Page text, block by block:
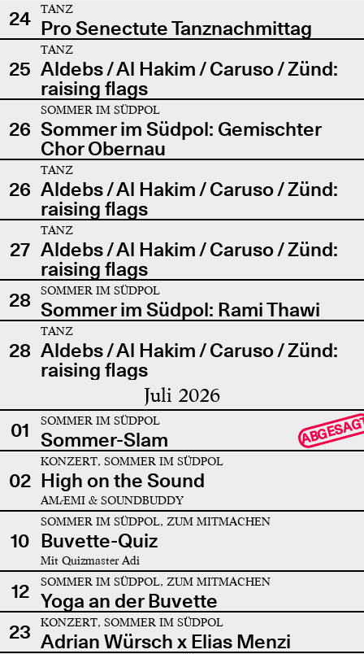
24
TANZ
Pro Senectute Tanznachmittag
25
TANZ
Aldebs / Al Hakim / Caruso / Zünd:
raising flags
26
SOMMER IM SÜDPOL
Sommer im Südpol: Gemischter
Chor Obernau
26
TANZ
Aldebs / Al Hakim / Caruso / Zünd:
raising flags
27
TANZ
Aldebs / Al Hakim / Caruso / Zünd:
raising flags
28
SOMMER IM SÜDPOL
Sommer im Südpol: Rami Thawi
28
TANZ
Aldebs / Al Hakim / Caruso / Zünd:
raising flags
Juli 2026
01 SOMMER IM SÜDPOL
Sommer-Slam
02
KONZERT, SOMMER IM SÜDPOL
High on the Sound
AMÆMI & SOUNDBUDDY
10
SOMMER IM SÜDPOL, ZUM MITMACHEN
Buvette-Quiz
Mit Quizmaster Adi
12 SOMMER IM SÜDPOL, ZUM MITMACHEN
Yoga an der Buvette
23
KONZERT, SOMMER IM SÜDPOL
Adrian Würsch x Elias Menzi